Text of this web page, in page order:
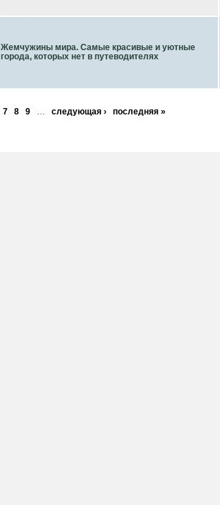
Жемчужины мира. Самые красивые и уютные
города, которых нет в путеводителях
7 8 9 … следующая › последняя »